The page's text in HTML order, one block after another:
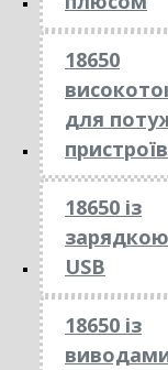
18650
для
пристроїв
18650 із
USB
18650 із